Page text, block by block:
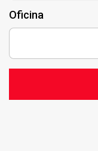
Oficina